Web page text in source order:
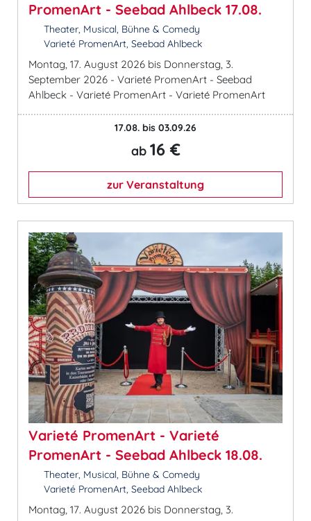
PromenArt - Seebad Ahlbeck 17.08.
Theater, Musical, Bühne & Comedy
Varieté PromenArt, Seebad Ahlbeck
Montag, 17. August 2026 bis Donnerstag, 3.
September 2026 - Varieté PromenArt - Seebad
Ahlbeck - Varieté PromenArt - Varieté PromenArt
17.08. bis 03.09.26
ab 16 €
zur Veranstaltung
Varieté PromenArt - Varieté
PromenArt - Seebad Ahlbeck 18.08.
Theater, Musical, Bühne & Comedy
Varieté PromenArt, Seebad Ahlbeck
Montag, 17. August 2026 bis Donnerstag, 3.